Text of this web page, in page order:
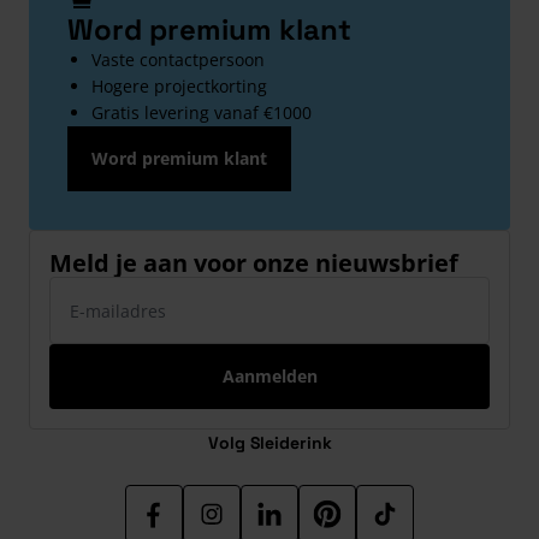
Word premium klant
Vaste contactpersoon
Hogere projectkorting
Gratis levering vanaf €1000
Word premium klant
Meld je aan voor onze nieuwsbrief
Aanmelden
Volg Sleiderink